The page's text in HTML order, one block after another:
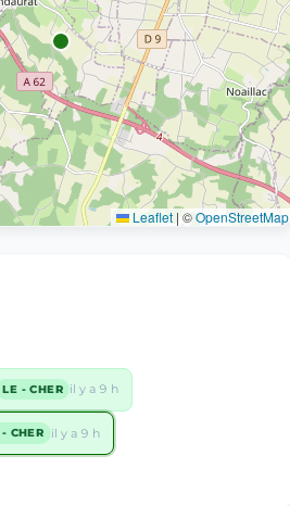
Leaflet | ©OpenStreetMap
LE - CHER il y a 9 h
CHER il y a 9 h